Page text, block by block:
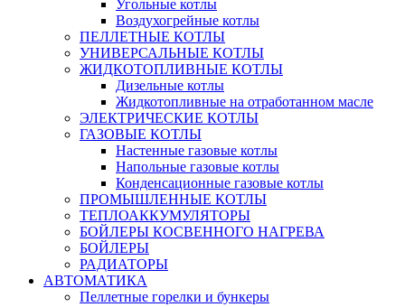
Угольные котлы
Воздухогрейные котлы
ПЕЛЛЕТНЫЕ КОТЛЫ
УНИВЕРСАЛЬНЫЕ КОТЛЫ
ЖИДКОТОПЛИВНЫЕ КОТЛЫ
Дизельные котлы
Жидкотопливные на отработанном масле
ЭЛЕКТРИЧЕСКИЕ КОТЛЫ
ГАЗОВЫЕ КОТЛЫ
Настенные газовые котлы
Напольные газовые котлы
Конденсационные газовые котлы
ПРОМЫШЛЕННЫЕ КОТЛЫ
ТЕПЛОАККУМУЛЯТОРЫ
БОЙЛЕРЫ КОСВЕННОГО НАГРЕВА
БОЙЛЕРЫ
РАДИАТОРЫ
АВТОМАТИКА
Пеллетные горелки и бункеры